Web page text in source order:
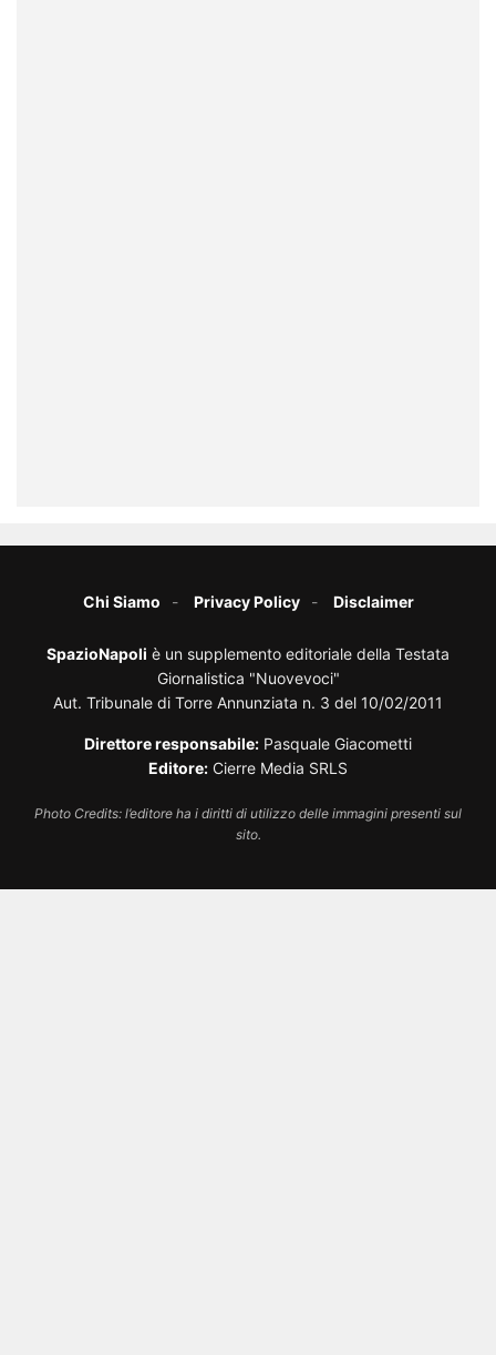
Chi Siamo Privacy Policy Disclaimer
SpazioNapoli è un supplemento editoriale della Testata
Giornalistica "Nuovevoci"
Aut. Tribunale di Torre Annunziata n. 3 del 10/02/2011
Direttore responsabile: Pasquale Giacometti
Editore: Cierre Media SRLS
Photo Credits: l’editore ha i diritti di utilizzo delle immagini presenti sul
sito.